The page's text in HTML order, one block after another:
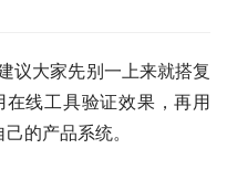
议大家先别一上来就搭复
线工具验证效果，再用
的产品系统。